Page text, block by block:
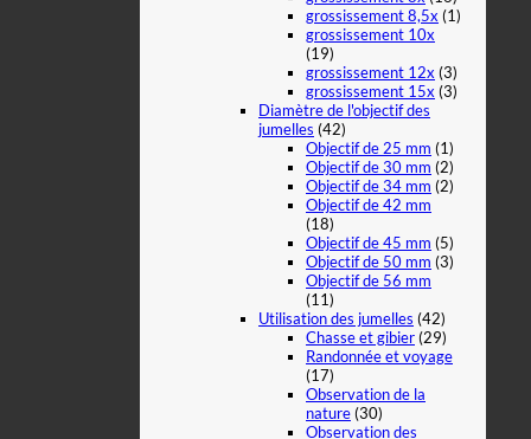
grossissement 8,5x (1)
grossissement 10x
(19)
grossissement 12x (3)
grossissement 15x (3)
Diamètre de l'objectif des
jumelles (42)
Objectif de 25 mm (1)
Objectif de 30 mm (2)
Objectif de 34 mm (2)
Objectif de 42 mm
(18)
Objectif de 45 mm (5)
Objectif de 50 mm (3)
Objectif de 56 mm
(11)
Utilisation des jumelles (42)
Chasse et gibier(29)
Randonnée et voyage
(17)
Observation de la
nature(30)
Observation des